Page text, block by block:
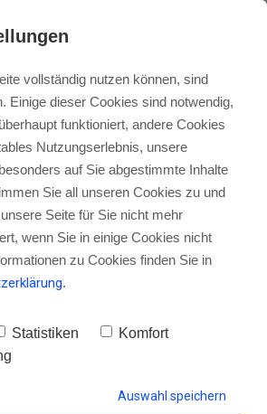
richtige Mikrofon
am besten einsetzt
vollständig nutzen können, sind
Einige dieser Cookies sind notwendig,
funktioniert, andere Cookies
Nutzungserlebnis, unsere
auf Sie abgestimmte Inhalte
Sie all unseren Cookies zu und
Seite für Sie nicht mehr
wenn Sie in einige Cookies nicht
zu Cookies finden Sie in
.
Statistiken
Komfort
Auswahl speichern